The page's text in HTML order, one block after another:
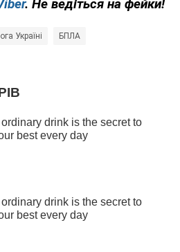
. Не ведіться на фейки!
Україні БПЛА